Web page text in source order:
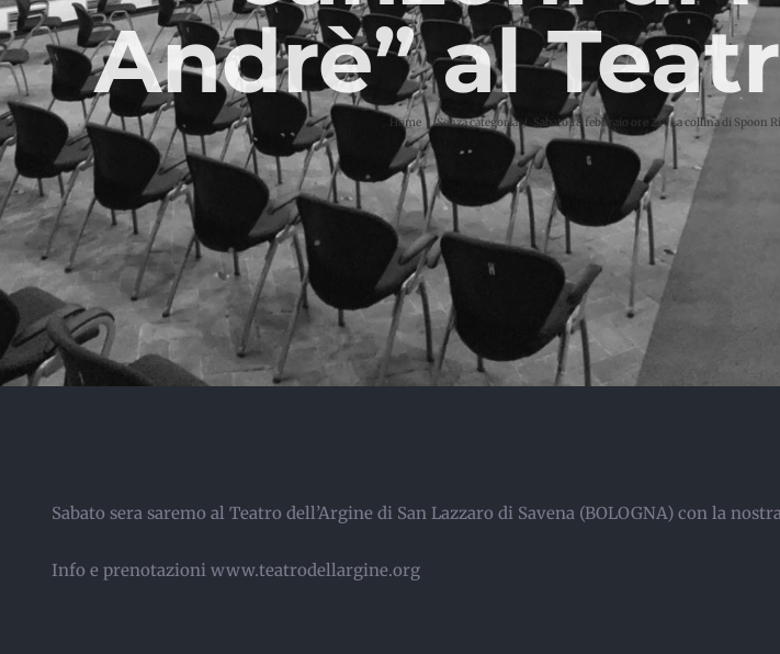
Andrè” al
Home Senza categoria Sabato 18 febbraio ore 21 “La collina di Spoon
Sabato sera saremo al Teatro dell’Argine di San Lazzaro di Savena (BOLOGNA) con la
Info e prenotazioni www.teatrodellargine.org